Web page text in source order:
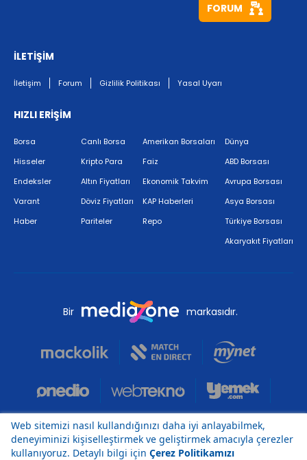
FORUM
İLETİŞİM
İletişim Forum Gizlilik Politikası Yasal Uyarı
HIZLI ERİŞİM
Borsa
Hisseler
Endeksler
Varant
Haber
Canlı Borsa
Kripto Para
Altın Fiyatları
Döviz Fiyatları
Pariteler
Amerikan Borsaları
Faiz
Ekonomik Takvim
KAP Haberleri
Repo
Dünya
ABD Borsası
Avrupa Borsası
Asya Borsası
Türkiye Borsası
Akaryakıt Fiyatları
Bir markasıdır.